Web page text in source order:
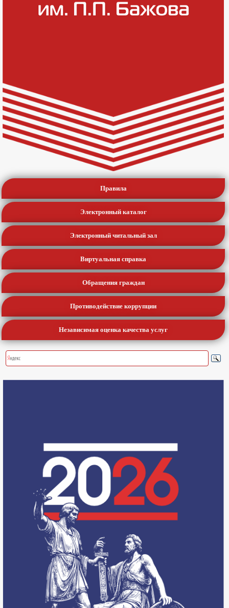
Правила
Электронный каталог
Электронный читальный зал
Виртуальная справка
Обращения граждан
Противодействие коррупции
Независимая оценка качества услуг